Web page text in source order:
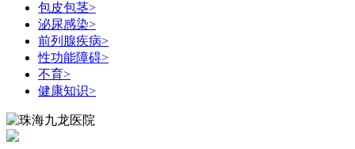
包皮包茎>
泌尿感染>
前列腺疾病>
性功能障碍>
不育>
健康知识>